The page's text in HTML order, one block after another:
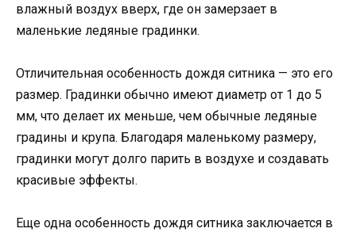
влажный воздух вверх, где он замерзает в
маленькие ледяные градинки.
Отличительная особенность дождя ситника — это его
размер. Градинки обычно имеют диаметр от 1 до 5
мм, что делает их меньше, чем обычные ледяные
градины и крупа. Благодаря маленькому размеру,
градинки могут долго парить в воздухе и создавать
красивые эффекты.
Еще одна особенность дождя ситника заключается в